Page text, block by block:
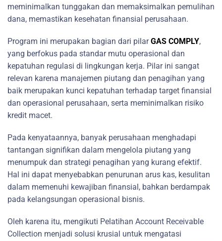
meminimalkan tunggakan dan memaksimalkan pemulihan
dana, memastikan kesehatan finansial perusahaan.
Program ini merupakan bagian dari pilarGAS COMPLY,
yang berfokus pada standar mutu operasional dan
kepatuhan regulasi di lingkungan kerja. Pilar ini sangat
relevan karena manajemen piutang dan penagihan yang
baik merupakan kunci kepatuhan terhadap target finansial
dan operasional perusahaan, serta meminimalkan risiko
kredit macet.
Pada kenyataannya, banyak perusahaan menghadapi
tantangan signifikan dalam mengelola piutang yang
menumpuk dan strategi penagihan yang kurang efektif.
Hal ini dapat menyebabkan penurunan arus kas, kesulitan
dalam memenuhi kewajiban finansial, bahkan berdampak
pada kelangsungan operasional bisnis.
Oleh karena itu, mengikuti Pelatihan Account Receivable
Collection menjadi solusi krusial untuk mengatasi